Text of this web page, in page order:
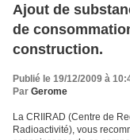
Ajout de
de
construction.
Publié le 19/12/2009 à
Par Gerome
La CRIIRAD (Centre de
Radioactivité), vous